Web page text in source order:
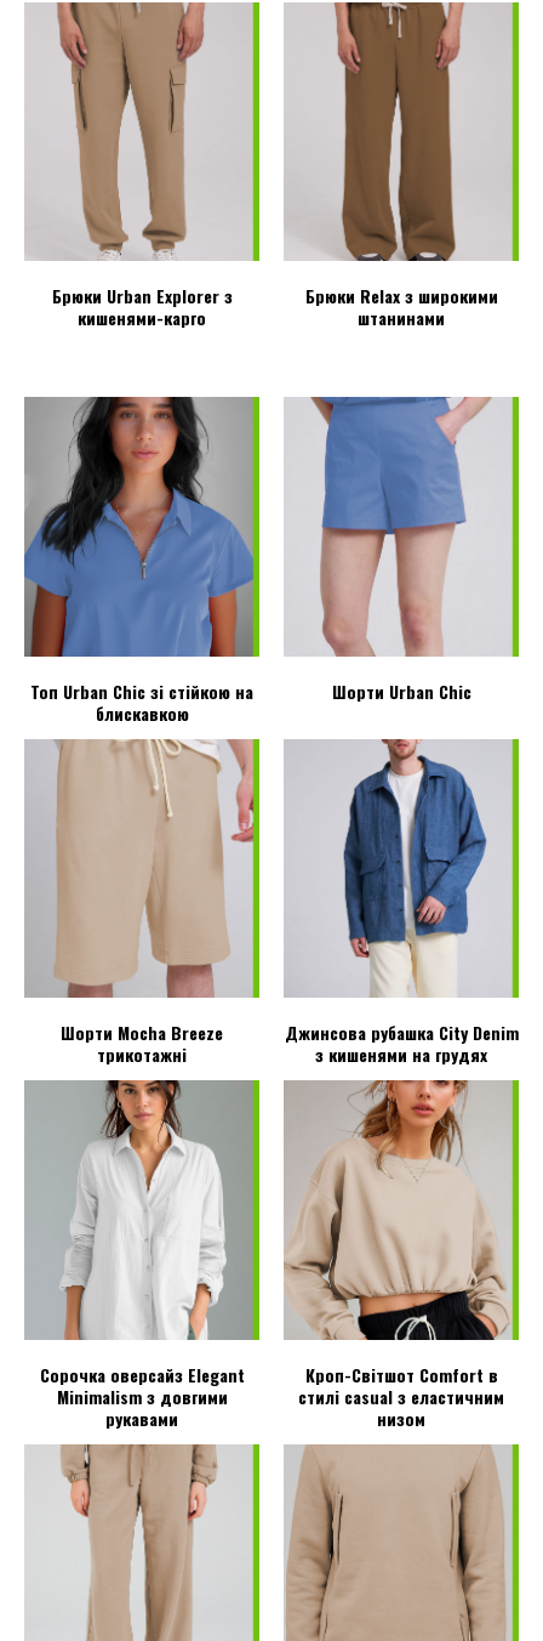
Брюки Urban Explorer з
кишенями-карго
Брюки Relax з широкими
штанинами
Топ Urban Chic зі стійкою на
блискавкою
Шорти Urban Chic
Шорти Mocha Breeze
трикотажні
Джинсова рубашка City Denim
з кишенями на грудях
Сорочка оверсайз Elegant
Minimalism з довгими
рукавами
Кроп-Світшот Comfort в
стилі casual з еластичним
низом